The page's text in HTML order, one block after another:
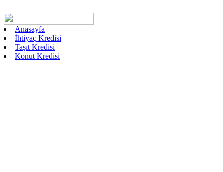
Anasayfa
İhtiyaç Kredisi
Taşıt Kredisi
Konut Kredisi